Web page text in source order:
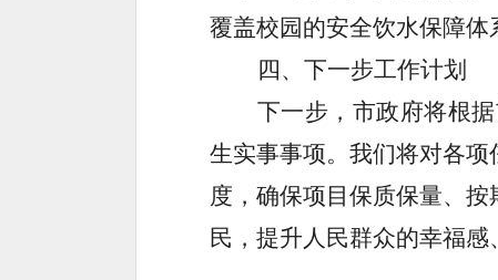
覆盖校园的安全饮水保障体
四、下一步工作计划
下一步，市政府将根
生实事事项。我们将对各
度，确保项目保质保量、
民，提升人民群众的幸福感